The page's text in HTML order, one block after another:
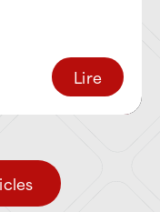
étanchéité
Lire